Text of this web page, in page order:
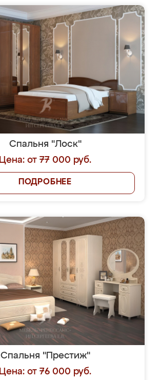
Спальня "Лоск"
Цена: от 77 000 руб.
ПОДРОБНЕЕ
Спальня "Престиж"
Цена: от 76 000 руб.